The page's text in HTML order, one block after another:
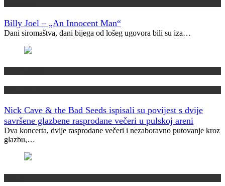
Billy Joel – „An Innocent Man“
Dani siromaštva, dani bijega od lošeg ugovora bili su iza…
Nick Cave & the Bad Seeds ispisali su povijest s dvije
savršene glazbene rasprodane večeri u pulskoj areni
Dva koncerta, dvije rasprodane večeri i nezaboravno putovanje kroz
glazbu,…